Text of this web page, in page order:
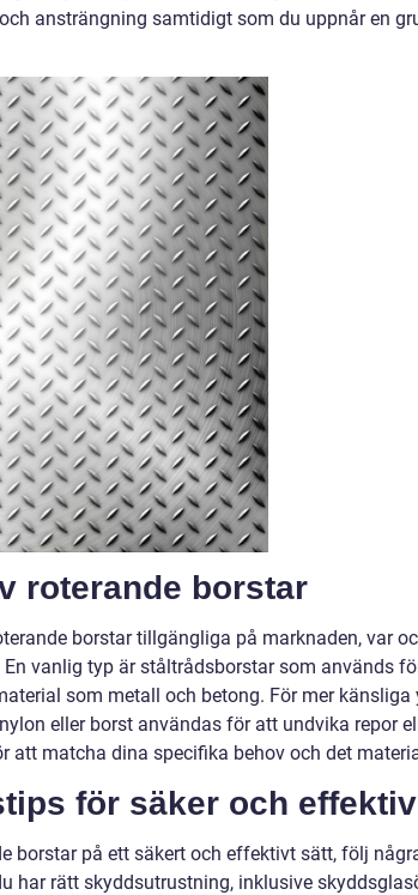
ansträngning samtidigt som du uppnår en
roterande borstar
borstar tillgängliga på marknaden, var
vanlig typ är ståltrådsborstar som används
som metall och betong. För mer känsliga
eller borst användas för att undvika repor
att matcha dina specifika behov och det
för säker och
borstar på ett säkert och effektivt sätt, följ
har rätt skyddsutrustning, inklusive